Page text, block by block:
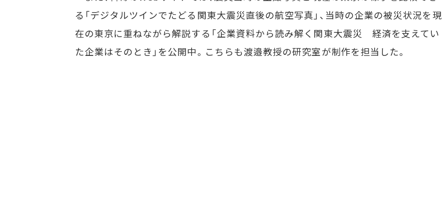
る「デジタルツインでたどる関東大震災直後の航空写真」、当時の企業の被災状況を現
在の東京に重ねながら解説する「企業資料から読み解く関東大震災 経済を支えてい
た企業はそのとき」を公開中。こちらも渡邉教授の研究室が制作を担当した。